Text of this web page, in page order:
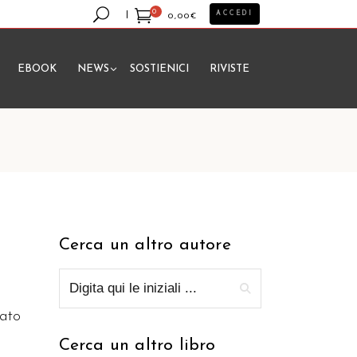
0
0,00€
prodotto nel carrello.
ACCEDI
EBOOK NEWS SOSTIENICI RIVISTE
Cerca un altro autore
Cerca un altro libro